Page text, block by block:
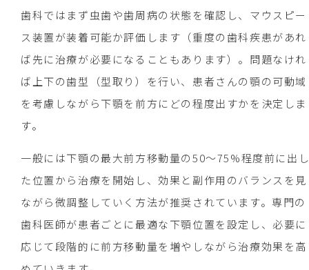
歯科ではまず虫歯や歯周病の状態を確認し、マウスピー
ス装置が装着可能か評価します（重度の歯科疾患があれ
ば先に治療が必要になることもあります）。問題なけれ
ば上下の歯型（型取り）を行い、患者さんの顎の可動域
を考慮しながら下顎を前方にどの程度出すかを決定しま
す。
一般には下顎の最大前方移動量の50～75%程度前に出
た位置から治療を開始し、効果と副作用のバランスを見
ながら微調整していく方法が推奨されています。専門の
歯科医師が患者ごとに最適な下顎位置を設定し、必要に
応じて段階的に前方移動量を増やしながら治療効果を高